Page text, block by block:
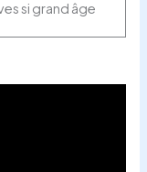
si grand âge